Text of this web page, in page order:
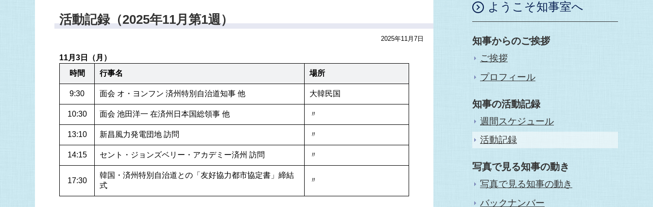
活動記録（2025年11月第1週）
2025年11月7日
11月3日（月）
時間
行事名 場所
9:30 面会 オ・ヨンフン 済州特別自治道知事 他 大韓民国
10:30 面会 池田洋一 在済州日本国総領事 他 〃
13:10 新昌風力発電団地 訪問 〃
14:15 セント・ジョンズベリー・アカデミー済州 訪問 〃
17:30
韓国・済州特別自治道との「友好協力都市協定書」締結
式
〃
ようこそ知事室へ
知事からのご挨拶
ご挨拶
プロフィール
知事の活動記録
週間スケジュール
活動記録
写真で見る知事の動き
写真で見る知事の動き
バックナンバー